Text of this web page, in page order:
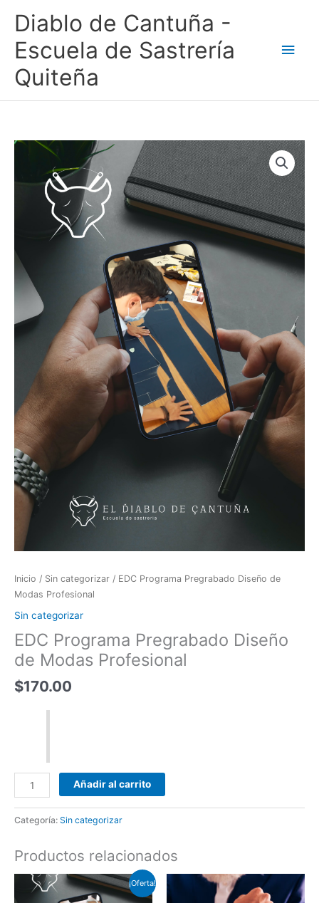
Diablo de Cantuña -
Escuela de Sastrería
Quiteña
Inicio / Sin categorizar / EDC Programa Pregrabado Diseño de
Modas Profesional
Sin categorizar
EDC Programa Pregrabado Diseño
de Modas Profesional
$170.00
EDC
Pregrabado
Profesional
cantidad
Añadir al carrito
Categoría: Sin categorizar
Productos relacionados
¡Oferta!
El
precio
El
precio